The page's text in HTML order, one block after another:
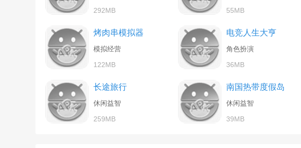
292MB
55MB
烤肉串模拟器
模拟经营
122MB
电竞人生大亨
角色扮演
36MB
长途旅行
休闲益智
259MB
南国热带度假岛
休闲益智
39MB